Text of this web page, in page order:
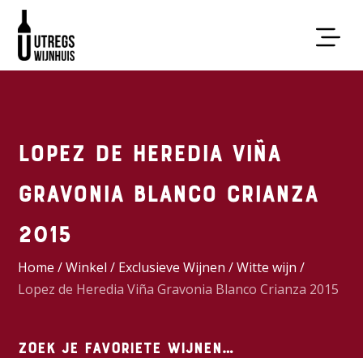
Lopez de Heredia Viña
Gravonia Blanco Crianza
2015
Home /Winkel / Exclusieve Wijnen /Witte wijn /
Lopez de Heredia Viña Gravonia Blanco Crianza 2015
Zoek je favoriete wijnen…